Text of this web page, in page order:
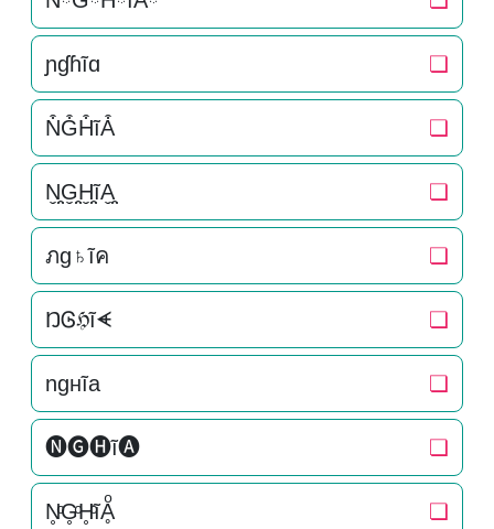
ɲɠɦĩɑ ❏
N͒G͒H͒ĩA͒ ❏
N̬̤̯G̬̤̯H̬̤̯ĩA̬̤̯ ❏
ภg♄ĩค ❏
ŊᎶℌĩᗛ ❏
ngнĩa ❏
🅝🅖🅗ĩ🅐 ❏
N̥ͦG̥ͦH̥ͦĩḀͦ ❏